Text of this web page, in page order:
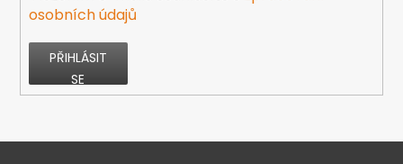
osobních údajů
PŘIHLÁSIT
SE
Z